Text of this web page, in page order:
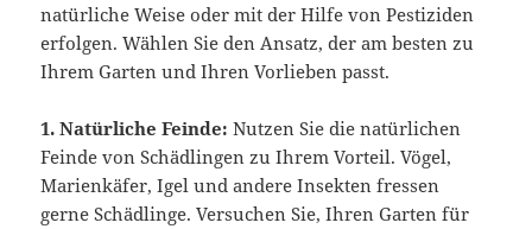
natürliche Weise oder mit der Hilfe von Pestiziden
erfolgen. Wählen Sie den Ansatz, der am besten zu
Ihrem Garten und Ihren Vorlieben passt.
1. Natürliche Feinde: Nutzen Sie die natürlichen
Feinde von Schädlingen zu Ihrem Vorteil. Vögel,
Marienkäfer, Igel und andere Insekten fressen
gerne Schädlinge. Versuchen Sie, Ihren Garten für